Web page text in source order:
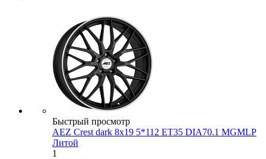
Быстрый просмотр
AEZ Crest dark 8x19 5*112 ET35 DIA70.1 MGMLP
Литой
1